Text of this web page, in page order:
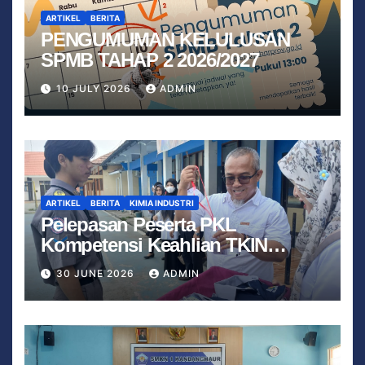
ARTIKEL BERITA
PENGUMUMAN KELULUSAN
SPMB TAHAP 2 2026/2027
10 JULY 2026 ADMIN
ARTIKEL BERITA KIMIA INDUSTRI
Pelepasan Peserta PKL
Kompetensi Keahlian TKIN
Tahun 2026 Berjalan Lancar
30 JUNE 2026 ADMIN